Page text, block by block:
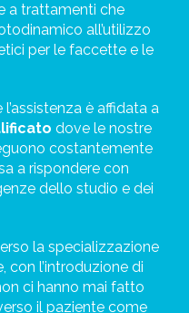
a trattamenti che
all’utilizzo
per le faccette e le
è affidata a
dove le nostre
costantemente
a rispondere con
dello studio e dei
la specializzazione
con l’introduzione di
ci hanno mai fatto
il paziente come